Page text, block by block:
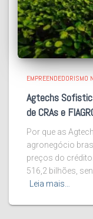
EMPREENDEDORISMO
Agtechs
de CRAs e
Por que as
agronegócio
preços do
516,2 bilhões,
Leia mais…